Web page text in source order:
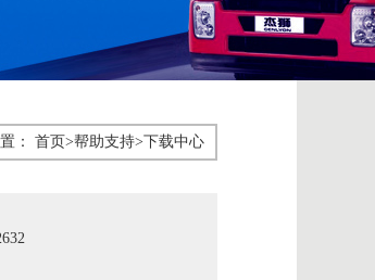
： 首页>帮助支持>下载中心